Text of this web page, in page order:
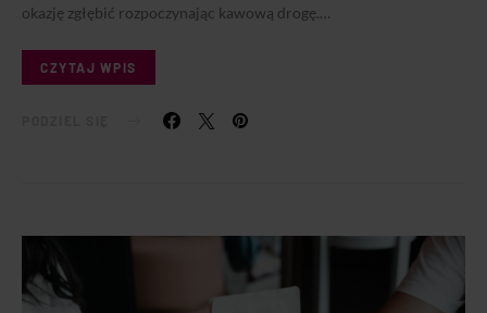
okazję zgłębić rozpoczynając kawową drogę.…
CZYTAJ WPIS